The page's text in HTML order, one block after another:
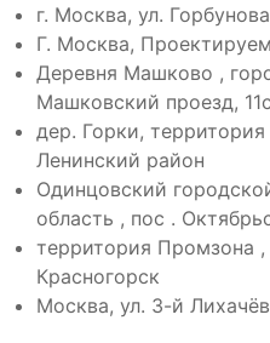
г. Москва, ул.
Г. Москва,
Деревня Машково ,
Машковский проезд,
дер. Горки,
Ленинский район
Одинцовский
область , пос .
территория Промзона ,
Красногорск
Москва, ул. 3-й